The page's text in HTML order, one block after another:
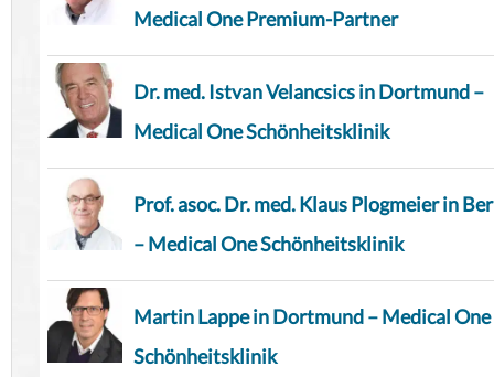
Medical One Premium-Partner
Dr. med. Istvan Velancsics in Dortmund –
Medical One Schönheitsklinik
Prof. asoc. Dr. med. Klaus Plogmeier in
– Medical One Schönheitsklinik
Martin Lappe in Dortmund – Medical One
Schönheitsklinik